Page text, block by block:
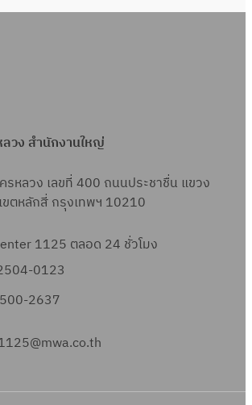
วง สำนักงานใหญ่
รหลวง เลขที่ 400 ถนนประชาชื่น แขวง
ตหลักสี่ กรุงเทพฯ 10210
1125 ตลอด 24 ชั่วโมง
0123
2637